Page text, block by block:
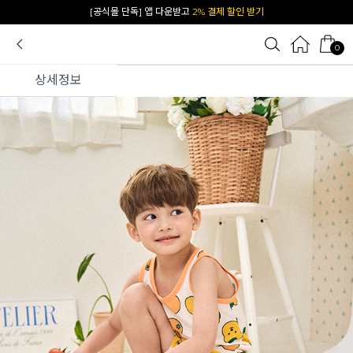
카카오 플친 추가하면1천원 즉시 할인 쿠폰
0
상세정보